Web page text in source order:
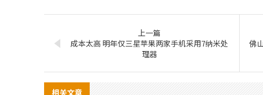
上一篇
成本太高 明年仅三星苹果两家手机采用7纳米处
理器
佛
相关文章